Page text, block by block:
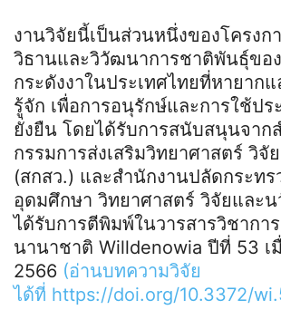
งานวิจัยนี้เป็นส่วนหนึ่งของโครงก
วิธานและวิวัฒนาการชาติพันธุ์ขอ
กระดังงาในประเทศไทยที่หายาก
รู้จัก เพื่อการอนุรักษ์และการใช้ปร
ยั่งยืน โดยได้รับการสนับสนุนจาก
กรรมการส่งเสริมวิทยาศาสตร์ วิจั
(สกสว.) และสำนักงานปลัดกระทร
อุดมศึกษา วิทยาศาสตร์ วิจัยและน
ได้รับการตีพิมพ์ในวารสารวิชากา
นานาชาติ Willdenowia ปีที่ 53 เ
2566 (อ่านบทความวิจัย
ได้ที่ https://doi.org/10.3372/